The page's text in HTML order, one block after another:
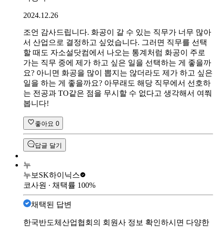
2024.12.26
조언 감사드립니다. 화공이 갈 수 있는 직무가 너무 많아
서 산업으로 결정하고 싶었습니다. 그러면 직무를 선택
할 때도 자소설닷컴에서 나오는 통계처럼 화공이 주로
가는 직무 중에 제가 하고 싶은 일을 선택하는 게 좋을까
요? 아니면 화공을 많이 뽑지는 않더라도 제가 하고 싶은
일을 하는 게 좋을까요? 아무래도 해당 직무에서 선호하
는 전공과 TO같은 점을 무시할 수 없다고 생각해서 여쭤
봅니다!
좋아요 0
답글 달기
누
누보 SK하이닉스
코사원 ∙ 채택률 100%
채택된 답변
한국반도체산업협회의 회원사 정보 확인하시면 다양한